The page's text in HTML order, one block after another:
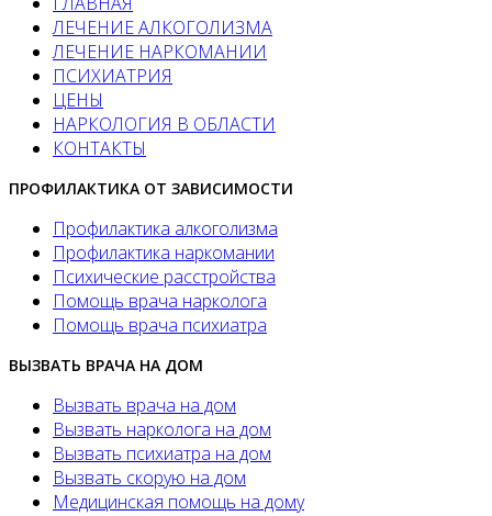
ЛЕЧЕНИЕ АЛКОГОЛИЗМА
ЛЕЧЕНИЕ НАРКОМАНИИ
ПСИХИАТРИЯ
ЦЕНЫ
НАРКОЛОГИЯ В ОБЛАСТИ
КОНТАКТЫ
ПРОФИЛАКТИКА ОТ ЗАВИСИМОСТИ
Профилактика алкоголизма
Профилактика наркомании
Психические расстройства
Помощь врача нарколога
Помощь врача психиатра
ВЫЗВАТЬ ВРАЧА НА ДОМ
Вызвать врача на дом
Вызвать нарколога на дом
Вызвать психиатра на дом
Вызвать скорую на дом
Медицинская помощь на дому